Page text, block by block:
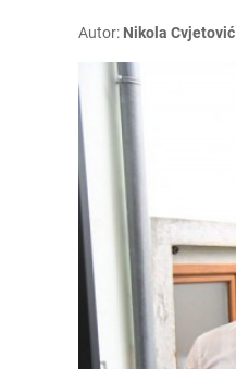
Autor: Nikola Cvjetović